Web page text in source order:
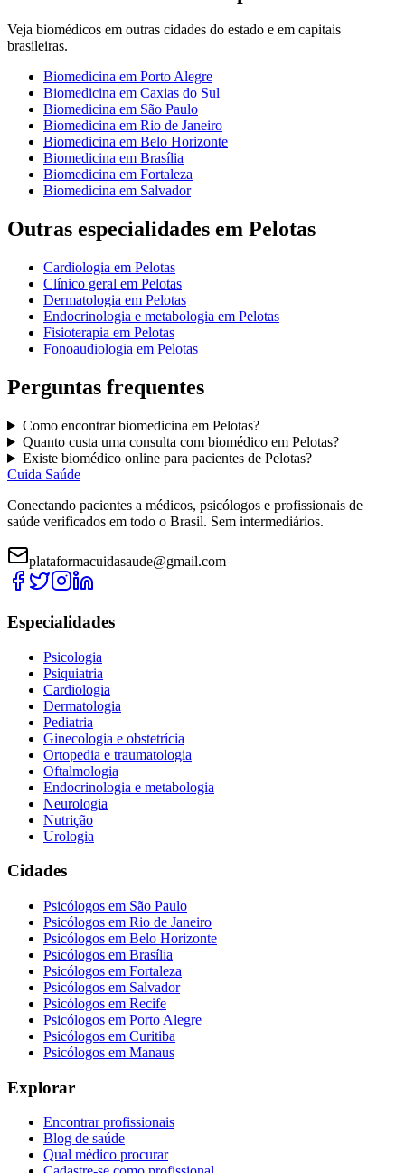
Veja biomédicos em outras cidades do estado e em capitais
brasileiras.
Biomedicina em Porto Alegre
Biomedicina em Caxias do Sul
Biomedicina em São Paulo
Biomedicina em Rio de Janeiro
Biomedicina em Belo Horizonte
Biomedicina em Brasília
Biomedicina em Fortaleza
Biomedicina em Salvador
Outras especialidades em Pelotas
Cardiologia em Pelotas
Clínico geral em Pelotas
Dermatologia em Pelotas
Endocrinologia e metabologia em Pelotas
Fisioterapia em Pelotas
Fonoaudiologia em Pelotas
Perguntas frequentes
Como encontrarbiomedicina em Pelotas?
Quanto custa uma consulta com biomédicoem Pelotas?
Existe biomédicoonline para pacientes de Pelotas?
Cuida Saúde
Conectando pacientes a médicos, psicólogos e profissionais de
saúde verificados em todo o Brasil. Sem intermediários.
plataformacuidasaude@gmail.com
Especialidades
Psicologia
Psiquiatria
Cardiologia
Dermatologia
Pediatria
Ginecologia e obstetrícia
Ortopedia e traumatologia
Oftalmologia
Endocrinologia e metabologia
Neurologia
Nutrição
Urologia
Cidades
Psicólogos em São Paulo
Psicólogos em Rio de Janeiro
Psicólogos em Belo Horizonte
Psicólogos em Brasília
Psicólogos em Fortaleza
Psicólogos em Salvador
Psicólogos em Recife
Psicólogos em Porto Alegre
Psicólogos em Curitiba
Psicólogos em Manaus
Explorar
Encontrar profissionais
Blog de saúde
Qual médico procurar